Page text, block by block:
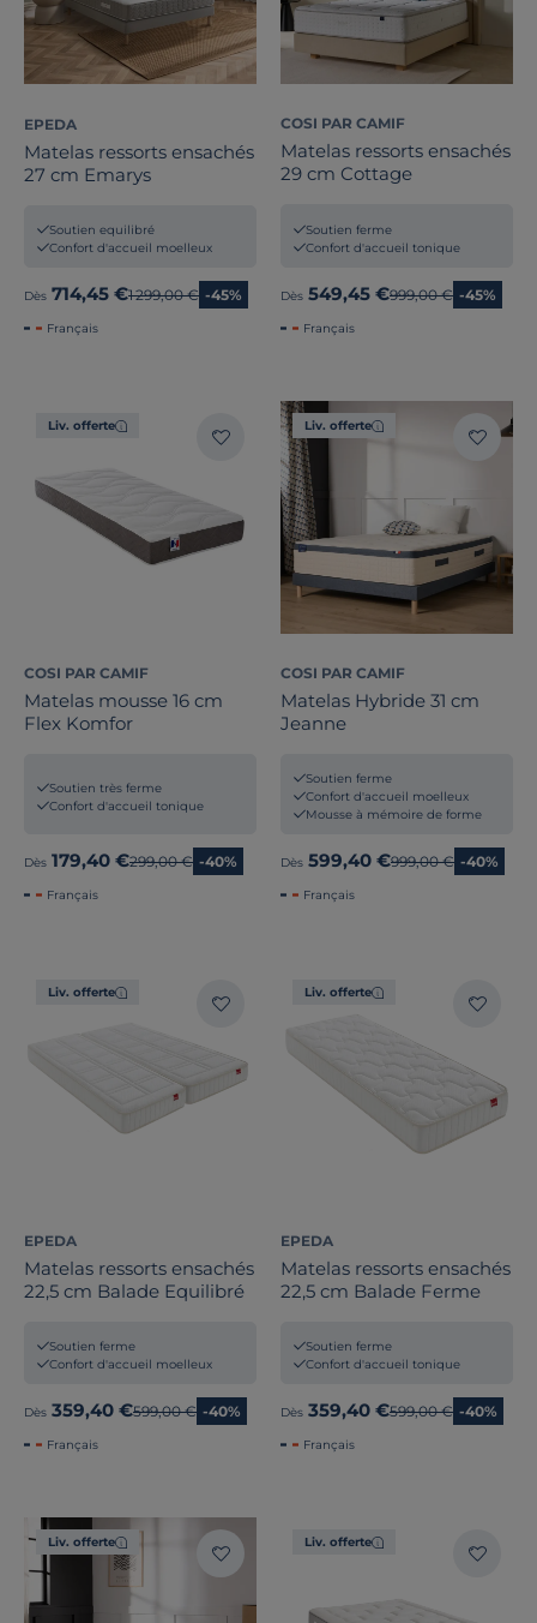
EPEDA
Matelas ressorts ensachés
27 cm Emarys
Soutien equilibré
Confort d'accueil moelleux
Dès 714,45 €Ancien prix
1 299,00 € -45%
Français
COSI PAR CAMIF
Matelas ressorts ensachés
29 cm Cottage
Soutien ferme
Confort d'accueil tonique
Dès 549,45 €Ancien prix
999,00 € -45%
Français
Liv. offerte
COSI PAR CAMIF
Matelas mousse 16 cm
Flex Komfor
Soutien très ferme
Confort d'accueil tonique
Dès 179,40 €Ancien prix
299,00 € -40%
Français
Liv. offerte
COSI PAR CAMIF
Matelas Hybride 31 cm
Jeanne
Soutien ferme
Confort d'accueil moelleux
Mousse à mémoire de forme
Dès 599,40 €Ancien prix
999,00 € -40%
Français
Liv. offerte
EPEDA
Matelas ressorts ensachés
22,5 cm Balade Equilibré
Soutien ferme
Confort d'accueil moelleux
Dès 359,40 €Ancien prix
599,00 € -40%
Français
Liv. offerte
EPEDA
Matelas ressorts ensachés
22,5 cm Balade Ferme
Soutien ferme
Confort d'accueil tonique
Dès 359,40 €Ancien prix
599,00 € -40%
Français
Liv. offerte Liv. offerte